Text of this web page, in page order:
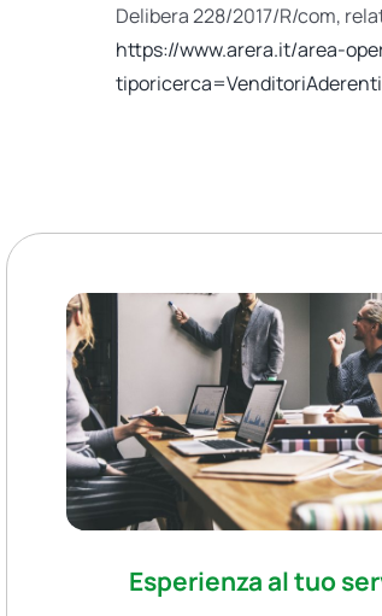
Delibera 228/2017/R/com,
https://www.arera.it/area-
Esperienza al tuo